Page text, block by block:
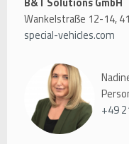
Wankelstraße 12-14,
special-vehicles.com
+49